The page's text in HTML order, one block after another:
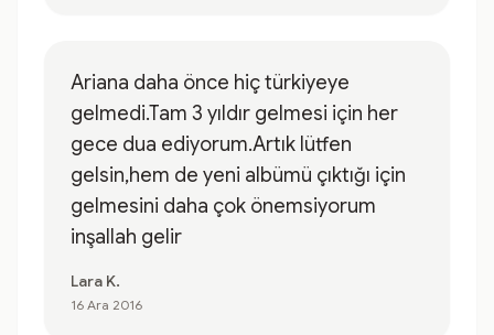
Ariana daha önce hiç türkiyeye
gelmedi.Tam 3 yıldır gelmesi için her
gece dua ediyorum.Artık lütfen
gelsin,hem de yeni albümü çıktığı için
gelmesini daha çok önemsiyorum
inşallah gelir
Lara K.
16 Ara 2016